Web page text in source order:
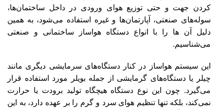
کردن جهت و حتی توزیع هوای ورودی در داخل ساختمان‌ها،
سوله‌های صنعتی، آپارتمان‌ها و غیره استفاده می‌شود، به همین
دلیل آن ها را با انواع دستگاه هواساز ساختمانی و صنعتی
می‌شناسیم.
این سیستم هواساز در کنار دستگاه‌های سرمایشی دیگری مانند
چیلر یا دستگاه‌های گرمایشی از جمله بویلر مورد استفاده قرار
می‌گیرد. چون این نوع دستگاه هیچگاه تولید برودت یا حرارت
نمی‌کند، بلکه تنها تنظیم هوای سرد و گرم را بر عهده دارد، به این